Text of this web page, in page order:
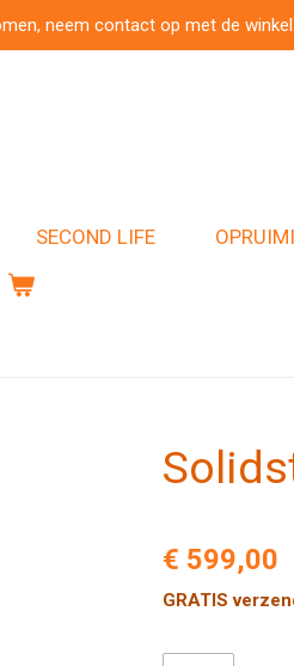
neem contact op met de winkel.
SECOND LIFE
€ 599,00
GRATIS